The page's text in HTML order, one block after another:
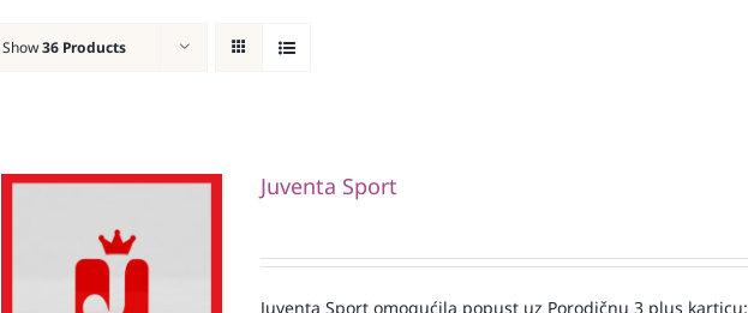
Show36 Products
Juventa Sport
Juventa Sport omogućila popust uz Porodičnu 3 plus karticu: